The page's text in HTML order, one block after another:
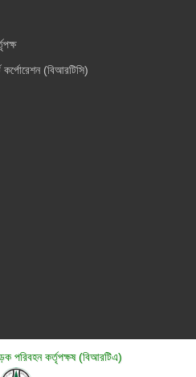
কর্পোরেশন (বিআরটিসি)
পরিবহন কর্তৃপক্ষ (বিআরটিএ)